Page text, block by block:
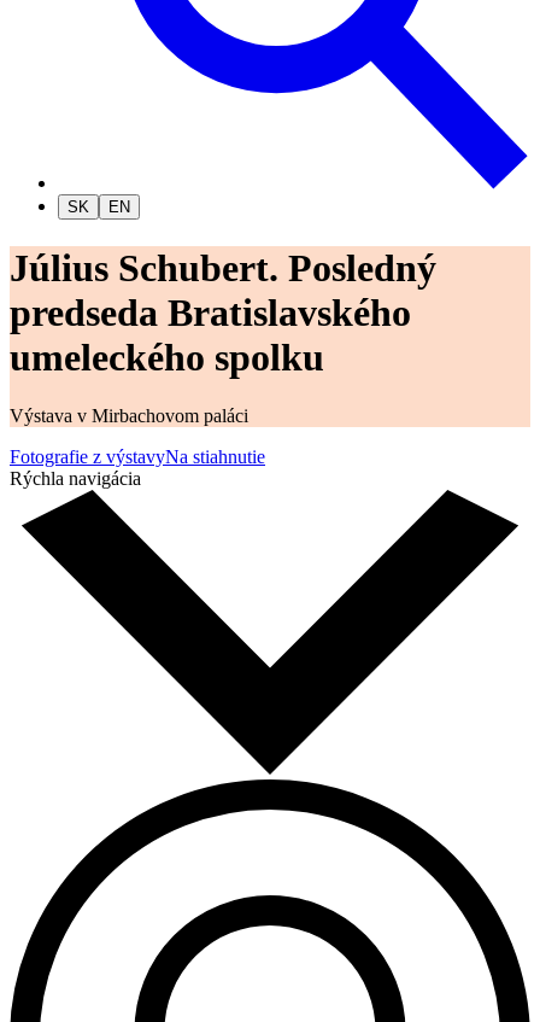
SK EN
Július Schubert. Posledný
predseda Bratislavského
umeleckého spolku
Výstava v Mirbachovom paláci
Fotografie z výstavyNa stiahnutie
Rýchla navigácia